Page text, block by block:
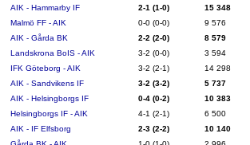
AIK - Hammarby IF 2-1 (1-0)
15 348
Malmö FF - AIK 0-0 (0-0)
9 576
AIK - Gårda BK 2-2 (2-0)
8 579
Landskrona BoIS - AIK 3-2 (0-0)
3 594
IFK Göteborg - AIK 3-2 (2-1)
14 298
AIK - Sandvikens IF 3-2 (3-2)
5 737
AIK - Helsingborgs IF 0-4 (0-2)
10 383
Helsingborgs IF - AIK 4-1 (2-1)
6 500
AIK - IF Elfsborg 2-3 (2-2)
10 140